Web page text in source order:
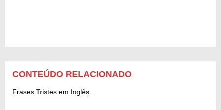
CONTEÚDO RELACIONADO
Frases Tristes em Inglês